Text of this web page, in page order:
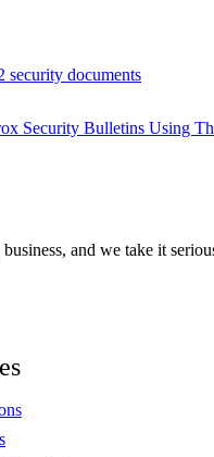
security documents
Security Bulletins Using
and we take it